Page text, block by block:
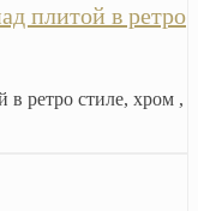
плитой в ретро
в ретро стиле, хром ,